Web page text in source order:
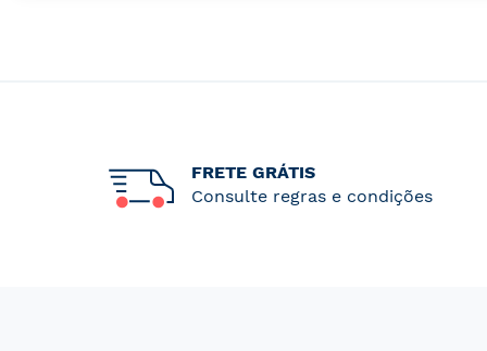
FRETE GRÁTIS
Consulte regras e condições